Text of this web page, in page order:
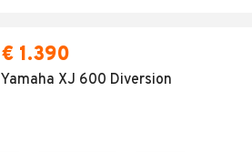
€ 1.390
Yamaha XJ 600 Diversion